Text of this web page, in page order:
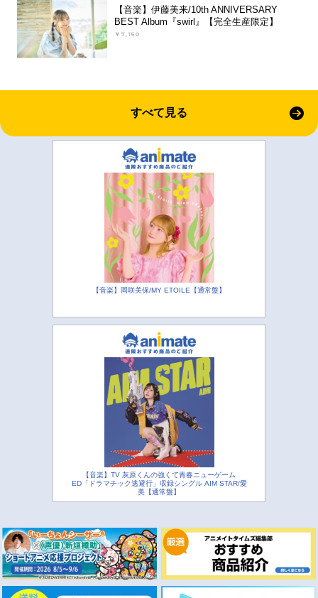
【音楽】伊藤美来/10th ANNIVERSARY
BEST Album『swirl』【完全生産限定】
￥7,150
すべて見る
【音楽】岡咲美保/MY ETOILE【通常盤】
【音楽】TV 灰原くんの強くて青春ニューゲーム
ED「ドラマチック逃避行」収録シングル AIM STAR/愛
美【通常盤】